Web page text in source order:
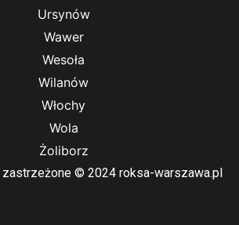
Ursynów
Wawer
Wesoła
Wilanów
Włochy
Wola
Żoliborz
© 2024 roksa-warszawa.pl